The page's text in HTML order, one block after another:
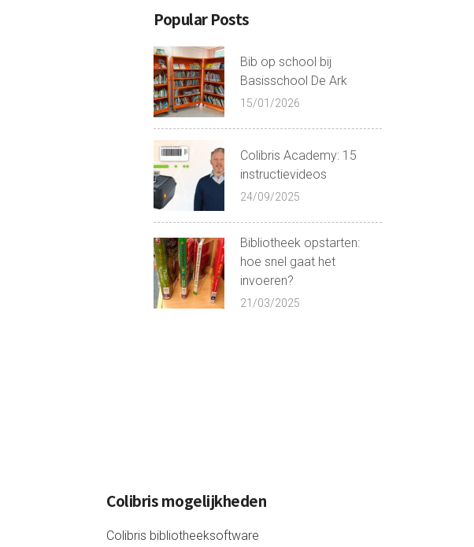
Popular Posts
Bib op school bij
Basisschool De Ark
15/01/2026
Colibris Academy: 15
instructievideos
24/09/2025
Bibliotheek opstarten:
hoe snel gaat het
invoeren?
21/03/2025
Colibris mogelijkheden
Colibris bibliotheeksoftware